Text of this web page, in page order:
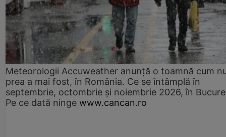
Meteorologii Accuweather anunță o toamnă cum
prea a mai fost, în România. Ce se întâmplă în
septembrie, octombrie și noiembrie 2026, în
Pe ce dată ninge www.cancan.ro